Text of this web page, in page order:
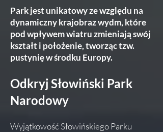
Park jest unikatowy ze względu na
dynamiczny krajobraz wydm, które
pod wpływem wiatru zmieniają swój
kształt i położenie, tworząc tzw.
pustynię w środku Europy.
Odkryj Słowiński Park
Narodowy
Wyjątkowość Słowińskiego Parku